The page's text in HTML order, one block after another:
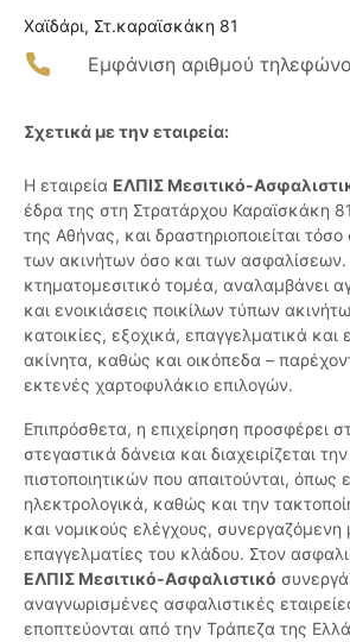
Χαϊδάρι, Στ.καραϊσκάκη 81
Εμφάνιση αριθμού
Σχετικά με την εταιρεία:
Η εταιρεία ΕΛΠΙΣ Μεσιτικό-
έδρα της στη Στρατάρχου Καραϊσκάκη
της Αθήνας, και δραστηριοποιείται τόσο
των ακινήτων όσο και των ασφαλίσεων.
κτηματομεσιτικό τομέα, αναλαμβάνει
και ενοικιάσεις ποικίλων τύπων
κατοικίες, εξοχικά, επαγγελματικά και
ακίνητα, καθώς και οικόπεδα –
εκτενές χαρτοφυλάκιο επιλογών.
Επιπρόσθετα, η επιχείρηση προσφέρει
στεγαστικά δάνεια και διαχειρίζεται
πιστοποιητικών που απαιτούνται, όπως
ηλεκτρολογικά, καθώς και την
και νομικούς ελέγχους, συνεργαζόμενη
επαγγελματίες του κλάδου. Στον
ΕΛΠΙΣ Μεσιτικό-Ασφαλιστικό
αναγνωρισμένες ασφαλιστικές
εποπτεύονται από την Τράπεζα της